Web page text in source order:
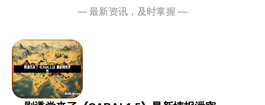
— 最新资讯，及时掌握 —